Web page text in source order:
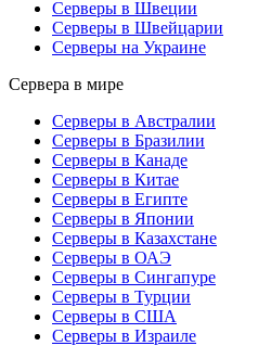
Серверы в Швеции
Серверы в Швейцарии
Серверы на Украине
Сервера в мире
Серверы в Австралии
Серверы в Бразилии
Серверы в Канаде
Серверы в Китае
Серверы в Египте
Серверы в Японии
Серверы в Казахстане
Серверы в ОАЭ
Серверы в Сингапуре
Серверы в Турции
Серверы в США
Серверы в Израиле